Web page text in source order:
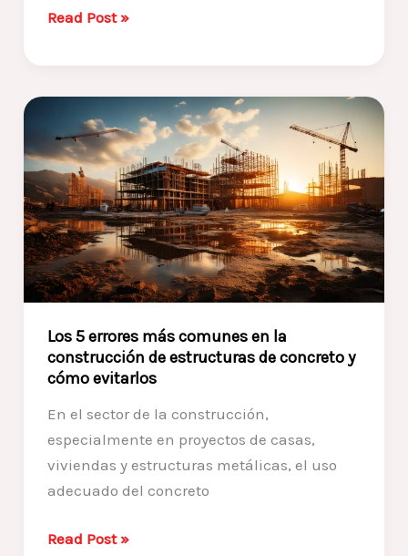
Cómo
Diseño
Casas
y
Proyectos
de
Construcción:
Consejos
para
Tiempos
y
con
CONSTRUCTORA
LENCOVA
S.A.S
Read Post »
Los 5 errores más comunes en la
construcción de estructuras de concreto y
cómo evitarlos
En el sector de la construcción,
especialmente en proyectos de casas,
viviendas y estructuras metálicas, el uso
adecuado del concreto
Los
Read Post »